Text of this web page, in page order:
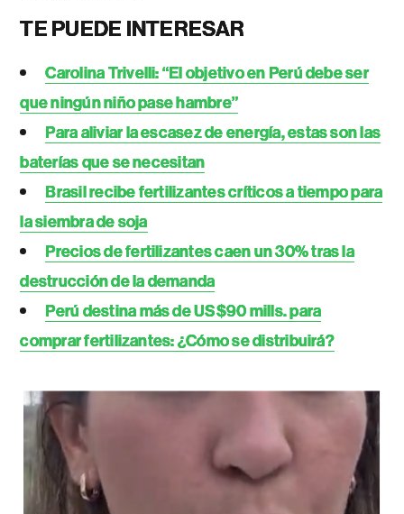
TE PUEDE INTERESAR
Carolina Trivelli: “El objetivo en Perú debe ser
que ningún niño pase hambre”
Para aliviar la escasez de energía, estas son las
baterías que se necesitan
Brasil recibe fertilizantes críticos a tiempo para
la siembra de soja
Precios de fertilizantes caen un 30% tras la
destrucción de la demanda
Perú destina más de US$90 mills. para
comprar fertilizantes: ¿Cómo se distribuirá?